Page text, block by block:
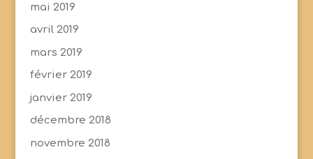
mai 2019
avril 2019
mars 2019
février 2019
janvier 2019
décembre 2018
novembre 2018